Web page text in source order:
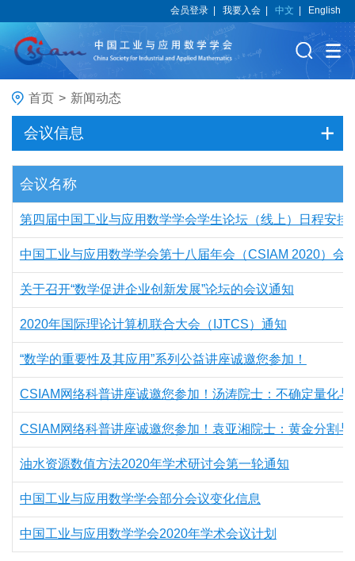
会员登录 |我要入会 |中文 English
首页 > 新闻动态
会议信息
会议名称
第四届中国工业与应用数学学会学生论坛（线上）日程安排
中国工业与应用数学学会第十八届年会（CSIAM 2020）会
关于召开“数学促进企业创新发展”论坛的会议通知
2020年国际理论计算机联合大会（IJTCS）通知
“数学的重要性及其应用”系列公益讲座诚邀您参加！
CSIAM网络科普讲座诚邀您参加！汤涛院士：不确定量化与
CSIAM网络科普讲座诚邀您参加！袁亚湘院士：黄金分割与
油水资源数值方法2020年学术研讨会第一轮通知
中国工业与应用数学学会部分会议变化信息
中国工业与应用数学学会2020年学术会议计划